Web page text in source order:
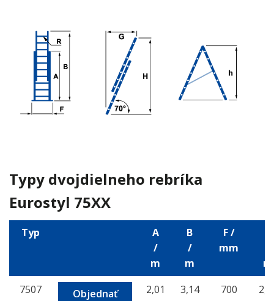
Typy dvojdielneho rebríka
Eurostyl 75XX
Typ
A
/
m
B
/
m
F /
mm
m
7507
Objednať 2,01 3,14 700